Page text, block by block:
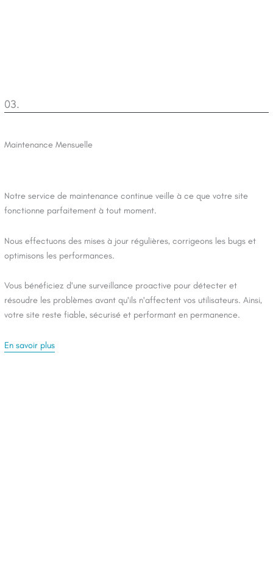
03.
Maintenance Mensuelle
Notre service de maintenance continue veille à ce que votre site
fonctionne parfaitement à tout moment.
Nous effectuons des mises à jour régulières, corrigeons les bugs et
optimisons les performances.
Vous bénéficiez d'une surveillance proactive pour détecter et
résoudre les problèmes avant qu'ils n'affectent vos utilisateurs. Ainsi,
votre site reste fiable, sécurisé et performant en permanence.
En savoir plus